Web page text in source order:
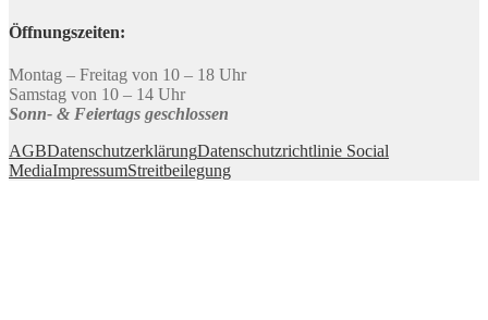
Öffnungszeiten:
Montag – Freitag von 10 – 18 Uhr
Samstag von 10 – 14 Uhr
Sonn- & Feiertags geschlossen
AGBDatenschutzerklärungDatenschutzrichtlinie Social
MediaImpressumStreitbeilegung